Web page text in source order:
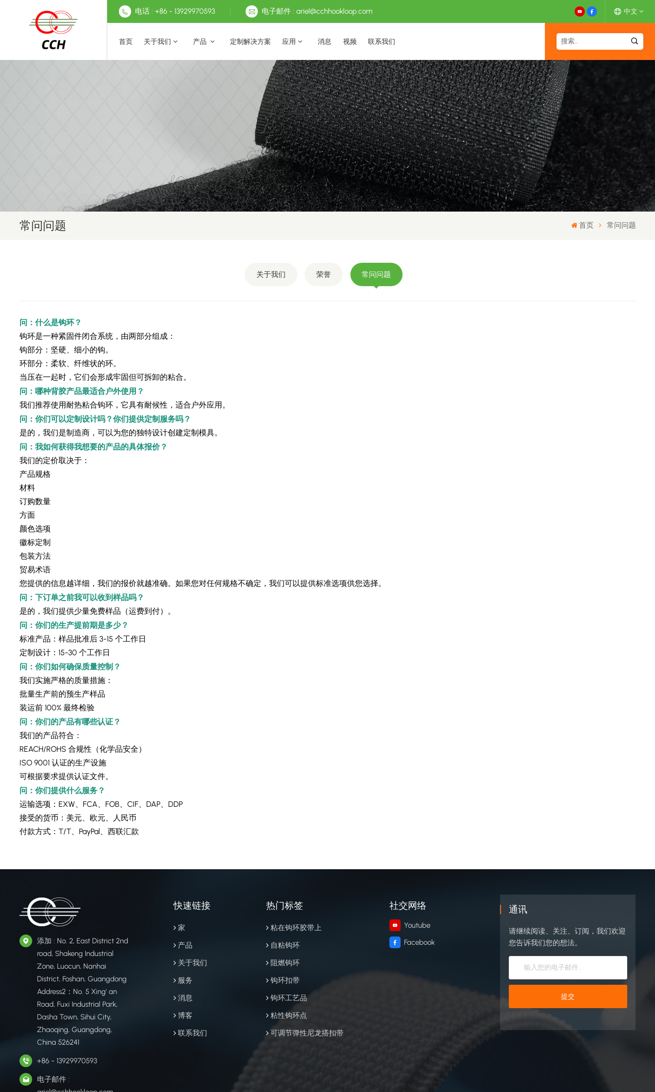
电话 : +86 - 13929970593 电子邮件 : ariel@cchhookloop.com 中文
English
Deutsch
Français
日本語
中文
首页 关于我们 产品 定制解决方案 应用 消息 视频 联系我们
常问问题 首页 常问问题
关于我们 荣誉 常问问题
问：什么是钩环？​
钩环是一种紧固件闭合系统，由两部分组成：
钩部分：坚硬、细小的钩。
​环部分：柔软、纤维状的环。
当压在一起时，它们会形成牢固但可拆卸的粘合。
问：哪种背胶产品最适合户外使用？
我们推荐使用耐热粘合钩环，它具有耐候性，适合户外应用。
问：你们可以定制设计吗？你们提供定制服务吗？
是的，我们是制造商，可以为您的独特设计创建定制模具。
问：我如何获得我想要的产品的具体报价？
我们的定价取决于：
产品规格
材料
订购数量
方面
颜色选项
徽标定制
包装方法
贸易术语
您提供的信息越详细，我们的报价就越准确。如果您对任何规格不确定，我们可以提供标准选项供您选择。
问：下订单之前我可以收到样品吗？
是的，我们提供少量免费样品（运费到付）。
问：你们的生产提前期是多少？
标准产品：样品批准后 3-15 个工作日
定制设计：15-30 个工作日
问：你们如何确保质量控制？
我们实施严格的质量措施：
批量生产前的预生产样品
装运前 100% 最终检验
问：你们的产品有哪些认证？
我们的产品符合：
REACH/ROHS 合规性（化学品安全）
ISO 9001 认证的生产设施
可根据要求提供认证文件。
问：你们提供什么服务？
运输选项：EXW、FCA、FOB、CIF、DAP、DDP
接受的货币：美元、欧元、人民币
付款方式：T/T、PayPal、西联汇款
添加 : No. 2, East District 2nd
road, Shakeng Industrial
Zone, Luocun, Nanhai
District, Foshan, Guangdong
Address2：No. 5 Xing' an
Road, Fuxi Industrial Park,
Dasha Town, Sihui City,
Zhaoqing, Guangdong,
China 526241
+86 - 13929970593
电子邮件 :
快速链接
家
产品
关于我们
服务
消息
博客
联系我们
热门标签
粘在钩环胶带上
自粘钩环
阻燃钩环
钩环扣带
钩环工艺品
粘性钩环点
可调节弹性尼龙搭扣带
社交网络
Youtube
Facebook
通讯
请继续阅读、关注、订阅，我们欢迎
您告诉我们您的想法。